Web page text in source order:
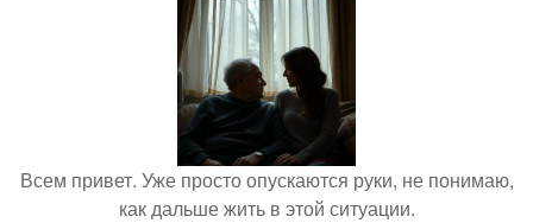
Всем привет. Уже просто опускаются руки, не понимаю,
как дальше жить в этой ситуации.